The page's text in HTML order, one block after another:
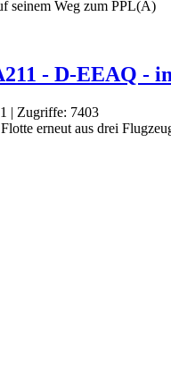
- D-EEAQ -
| Zugriffe: 7403